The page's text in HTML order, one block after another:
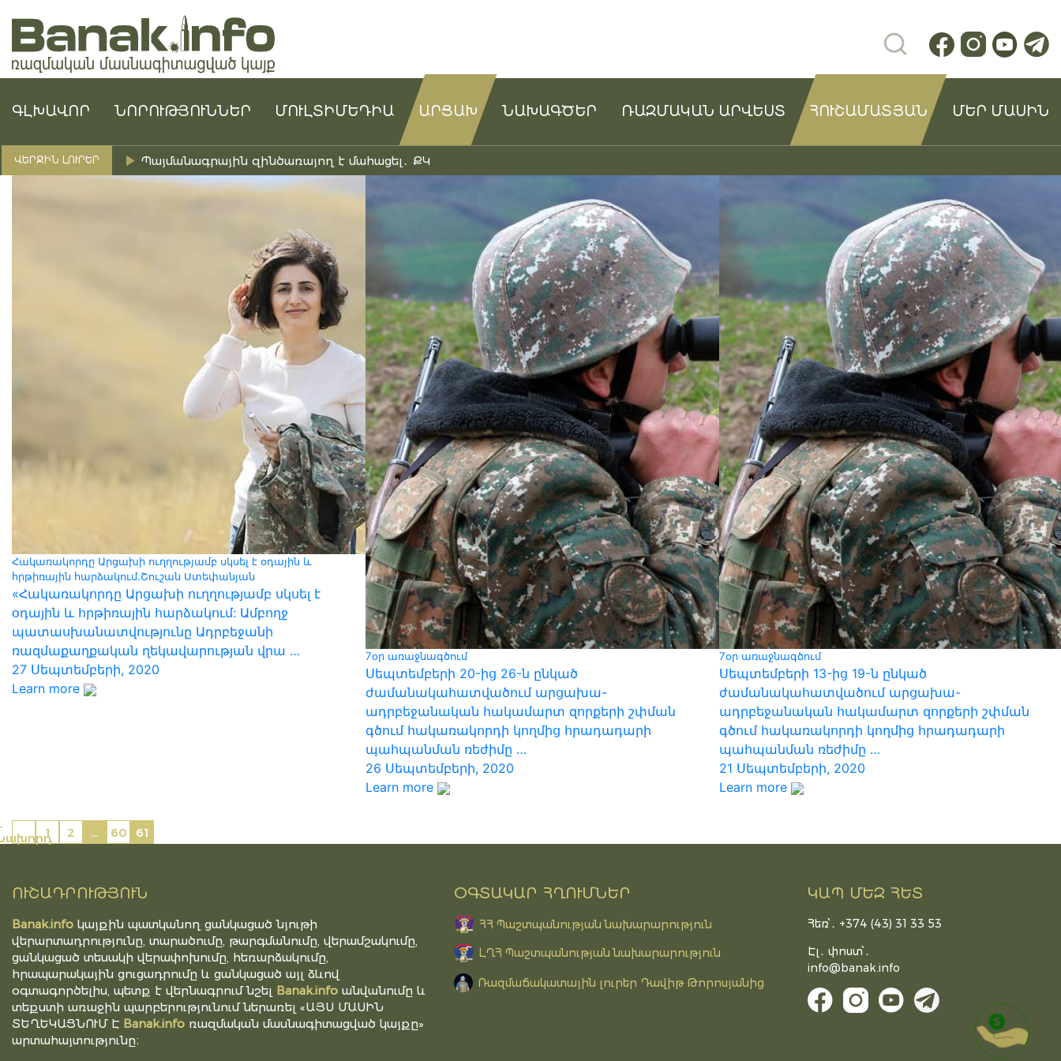
ԳԼԽԱՎՈՐ ՆՈՐՈՒԹՅՈՒՆՆԵՐ ՄՈՒԼՏԻՄԵԴԻԱ ԱՐՑԱԽ ՆԱԽԱԳԾԵՐ ՌԱԶՄԱԿԱՆ ԱՐՎԵՍՏ ՀՈՒՇԱՄԱՏՅԱՆ ՄԵՐ ՄԱՍԻՆ
ՎԵՐՋԻՆ ԼՈՒՐԵՐ Պայմանագրային զինծառայող է մահացել․ ՔԿ
Հակառակորդը Արցախի ուղղությամբ սկսել է օդային և
հրթիռային հարձակում.Շուշան Ստեփանյան
«Հակառակորդը Արցախի ուղղությամբ սկսել է
օդային և հրթիռային հարձակում: Ամբողջ
պատասխանատվությունը Ադրբեջանի
ռազմաքաղքական ղեկավարության վրա …
27 Սեպտեմբերի, 2020
Learn more
7օր առաջնագծում
Սեպտեմբերի 20-ից 26-ն ընկած
ժամանակահատվածում արցախա-
ադրբեջանական հակամարտ զորքերի շփման
գծում հակառակորդի կողմից հրադադարի
պահպանման ռեժիմը …
26 Սեպտեմբերի, 2020
Learn more
7օր առաջնագծում
Սեպտեմբերի 13-ից 19-ն ընկած
ժամանակահատվածում արցախա-
ադրբեջանական հակամարտ զորքերի շփման
գծում հակառակորդի կողմից հրադադարի
պահպանման ռեժիմը …
21 Սեպտեմբերի, 2020
Learn more
1 2 … 60 61
ՈՒՇԱԴՐՈՒԹՅՈՒՆ
Banak.info կայքին պատկանող ցանկացած նյութի
վերարտադրությունը, տարածումը, թարգմանումը, վերամշակումը,
ցանկացած տեսակի վերափոխումը, հեռարձակումը,
հրապարակային ցուցադրումը և ցանկացած այլ ձևով
օգտագործելիս, պետք է վերնագրում նշել Banak.info անվանումը և
տեքստի առաջին պարբերությունում ներառել «ԱՅՍ ՄԱՍԻՆ
ՏԵՂԵԿԱՑՆՈՒՄ Է Banak.info ռազմական մասնագիտացված կայքը»
արտահայտությունը։
ՕԳՏԱԿԱՐ ՀՂՈՒՄՆԵՐ
ՀՀ Պաշտպանության նախարարություն
ԼՂՀ Պաշտպանության նախարարություն
Ռազմաճակատային լուրեր Դավիթ Թորոսյանից
ԿԱՊ ՄԵԶ ՀԵՏ
Հեռ՝․ +374 (43) 31 33 53
Էլ․ փոստ՝․
info@banak.info